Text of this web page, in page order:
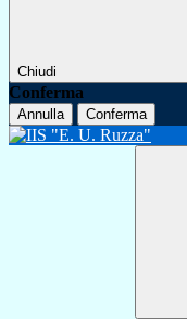
Chiudi
Conferma
Annulla Conferma